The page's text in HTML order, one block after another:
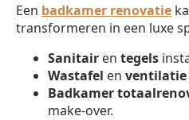
Een badkamer renovatie
transformeren in een luxe
Sanitair en tegels
Wastafel en ventilatie
Badkamer
make-over.